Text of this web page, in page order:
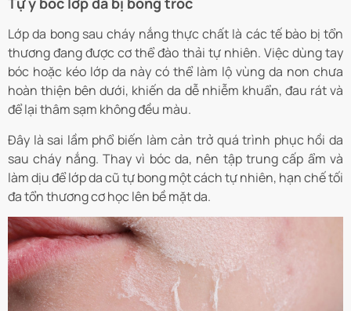
Lớp da bong sau cháy nắng thực chất là các tế bào bị tổn
thương đang được cơ thể đào thải tự nhiên. Việc dùng tay
bóc hoặc kéo lớp da này có thể làm lộ vùng da non chưa
hoàn thiện bên dưới, khiến da dễ nhiễm khuẩn, đau rát và
để lại thâm sạm không đều màu.
Đây là sai lầm phổ biến làm cản trở quá trình phục hồi da
sau cháy nắng. Thay vì bóc da, nên tập trung cấp ẩm và
làm dịu để lớp da cũ tự bong một cách tự nhiên, hạn chế tối
đa tổn thương cơ học lên bề mặt da.